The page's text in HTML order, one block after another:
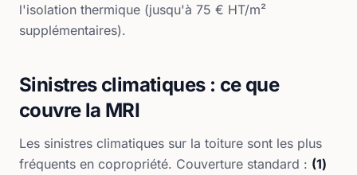
l'isolation thermique (jusqu'à 75 € HT/m²
supplémentaires).
Sinistres climatiques : ce que
couvre la MRI
Les sinistres climatiques sur la toiture sont les plus
fréquents en copropriété. Couverture standard : (1)